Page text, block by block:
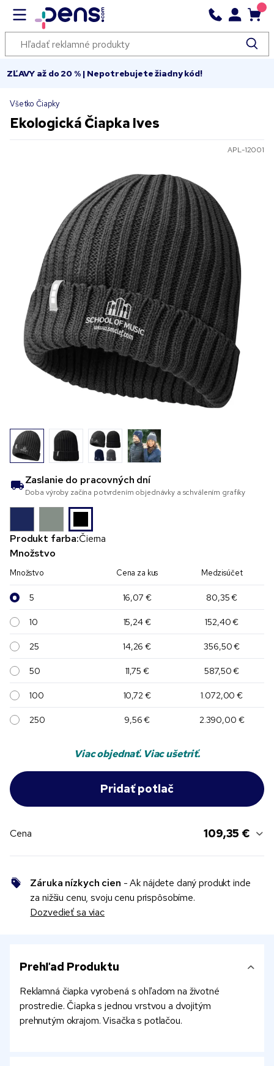
ZĽAVY až do 20 % | Nepotrebujete žiadny kód!
Všetko Čiapky
Ekologická Čiapka Ives
APL-12001
Zaslanie do pracovných dní
Doba výroby začína potvrdením objednávky a schválením grafiky
Produkt farba:Čierna
Množstvo
Množstvo Cena za kus Medzisúčet
5 16,07 € 80,35 €
10 15,24 € 152,40 €
25 14,26 € 356,50 €
50 11,75 € 587,50 €
100 10,72 € 1.072,00 €
250 9,56 € 2.390,00 €
Viac objednať. Viac ušetriť.
Cena 109,35 €
Záruka nízkych cien - Ak nájdete daný produkt inde
za nižšiu cenu, svoju cenu prispôsobíme.
Dozvedieť sa viac
Prehľad Produktu
Reklamná čiapka vyrobená s ohľadom na životné
prostredie. Čiapka s jednou vrstvou a dvojitým
prehnutým okrajom. Visačka s potlačou.